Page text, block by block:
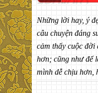
Những lời hay, ý
câu chuyện đáng
cảm thấy cuộc đời
hơn; cũng như để
mình dễ chịu hơn,